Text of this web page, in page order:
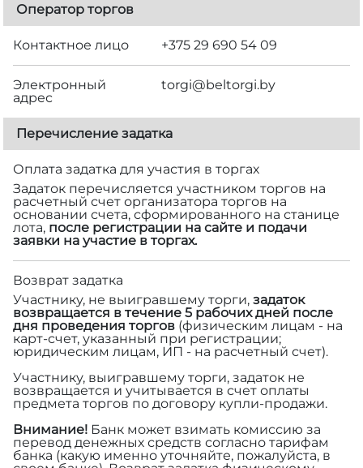
Оператор торгов
Контактное лицо +375 29 690 54 09
Электронный
адрес
torgi@beltorgi.by
Перечисление задатка
Оплата задатка для участия в торгах
Задаток перечисляется участником торгов на
расчетный счет организатора торгов на
основании счета, сформированного на станице
лота, после регистрации на сайте и подачи
заявки на участие в торгах.
Возврат задатка
Участнику, не выигравшему торги, задаток
возвращается в течение 5 рабочих дней после
дня проведения торгов (физическим лицам - на
карт-счет, указанный при регистрации;
юридическим лицам, ИП - на расчетный счет).
Участнику, выигравшему торги, задаток не
возвращается и учитывается в счет оплаты
предмета торгов по договору купли-продажи.
Внимание! Банк может взимать комиссию за
перевод денежных средств согласно тарифам
банка (какую именно уточняйте, пожалуйста, в